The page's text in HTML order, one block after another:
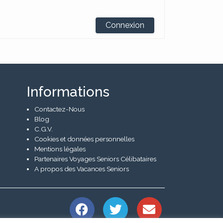
Connexion
Informations
Contactez-Nous
Blog
C.G.V.
Cookies et données personnelles
Mentions légales
Partenaires Voyages Seniors Célibataires
A propos des Vacances Seniors